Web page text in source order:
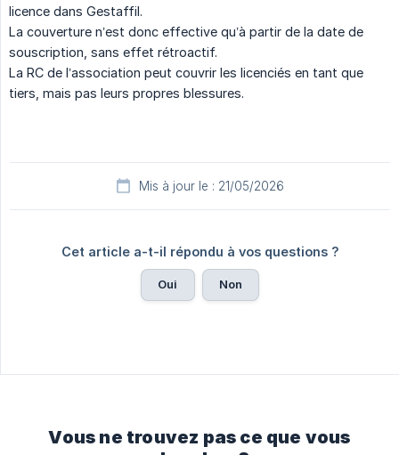
licence dans Gestaffil.
La couverture n’est donc effective qu’à partir de la date de
souscription, sans effet rétroactif.
La RC de l’association peut couvrir les licenciés en tant que
tiers, mais pas leurs propres blessures.
Mis à jour le : 21/05/2026
Cet article a-t-il répondu à vos questions ?
Oui Non
Vous ne trouvez pas ce que vous